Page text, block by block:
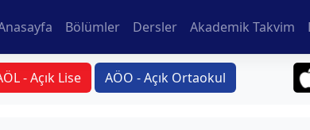
Bölümler Dersler Akademik Takvim
- Açık Lise AÖO - Açık Ortaokul